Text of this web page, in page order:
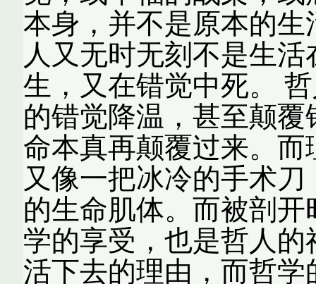
本身，并不是原本的
人又无时无刻不是生
生，又在错觉中死。
的错觉降温，甚至颠
命本真再颠覆过来。
又像一把冰冷的手术
的生命肌体。而被剖
学的享受，也是哲人
活下去的理由，而哲